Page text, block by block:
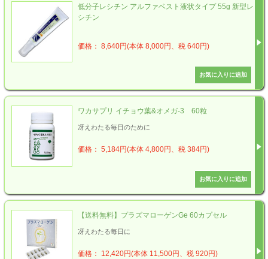
低分子レシチン アルファベスト液状タイプ 55g 新型レ
シチン
価格： 8,640円(本体 8,000円、税 640円)
ワカサプリ イチョウ葉&オメガ-3 60粒
冴えわたる毎日のために
価格： 5,184円(本体 4,800円、税 384円)
【送料無料】プラズマローゲンGe 60カプセル
冴えわたる毎日に
価格： 12,420円(本体 11,500円、税 920円)